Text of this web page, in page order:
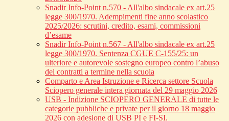
Snadir Info-Point n.570 - All'albo sindacale ex art.25
legge 300/1970. Adempimenti fine anno scolastico
2025/2026: scrutini, credito, esami, commissioni
d’esame
Snadir Info-Point n.567 - All'albo sindacale ex art.25
legge 300/1970. Sentenza CGUE C‑155/25: un
ulteriore e autorevole sostegno europeo contro l’abuso
dei contratti a termine nella scuola
Comparto e Area Istruzione e Ricerca settore Scuola
Sciopero generale intera giornata del 29 maggio 2026
USB - Indizione SCIOPERO GENERALE di tutte le
categorie pubbliche e private per il giorno 18 maggio
2026 con adesione di USB PI e FI-SI.